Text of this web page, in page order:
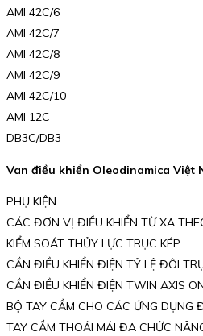
AMI 42C/6
AMI 42C/7
AMI 42C/8
AMI 42C/9
AMI 42C/10
AMI 12C
DB3C/DB3
Van điều khiển Oleodinamica Việt
PHỤ KIỆN
CÁC ĐƠN VỊ ĐIỀU KHIỂN TỪ XA
KIỂM SOÁT THỦY LỰC TRỤC KÉP
CẦN ĐIỀU KHIỂN ĐIỆN TỶ LỆ ĐÔI
CẦN ĐIỀU KHIỂN ĐIỆN TWIN AXIS
BỘ TAY CẦM CHO CÁC ỨNG DỤNG
TAY CẦM THOẢI MÁI ĐA CHỨC